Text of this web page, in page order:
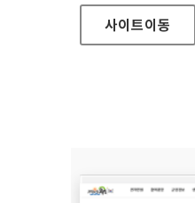
사이트이동